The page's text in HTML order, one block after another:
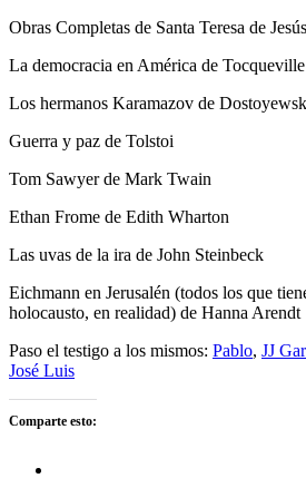
Obras Completas de Santa Teresa de Jesús
La democracia en América de Tocqueville
Los hermanos Karamazov de
Guerra y paz de Tolstoi
Tom Sawyer de Mark Twain
Ethan Frome de Edith Wharton
Las uvas de la ira de John Steinbeck
Eichmann en Jerusalén (todos los que
holocausto, en realidad) de Hanna Arendt
Paso el testigo a los mismos: Pablo, JJ
José Luis
Comparte esto: